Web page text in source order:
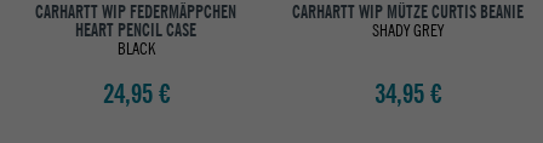
CARHARTT WIP FEDERMÄPPCHEN
HEART PENCIL CASE
BLACK
24,95 €
CARHARTT WIP MÜTZE CURTIS BEANIE
SHADY GREY
34,95 €